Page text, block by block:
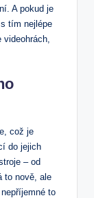
A pokud je
tím nejlépe
videohrách,
což je
do jejich
– od
to nově, ale
to